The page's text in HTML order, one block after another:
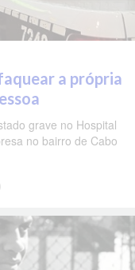
a própria
grave no Hospital
no bairro de Cabo